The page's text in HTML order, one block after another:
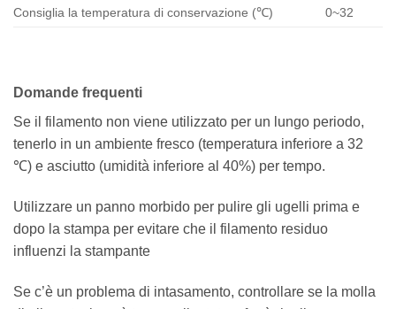
Consiglia la temperatura di conservazione (℃) 0~32
Domande frequenti
Se il filamento non viene utilizzato per un lungo periodo,
tenerlo in un ambiente fresco (temperatura inferiore a 32
℃) e asciutto (umidità inferiore al 40%) per tempo.
Utilizzare un panno morbido per pulire gli ugelli prima e
dopo la stampa per evitare che il filamento residuo
influenzi la stampante
Se c’è un problema di intasamento, controllare se la molla